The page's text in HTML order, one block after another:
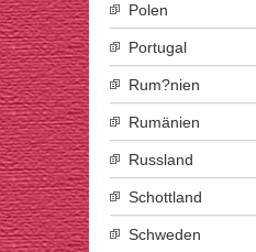
Polen
Portugal
Rum?nien
Rumänien
Russland
Schottland
Schweden